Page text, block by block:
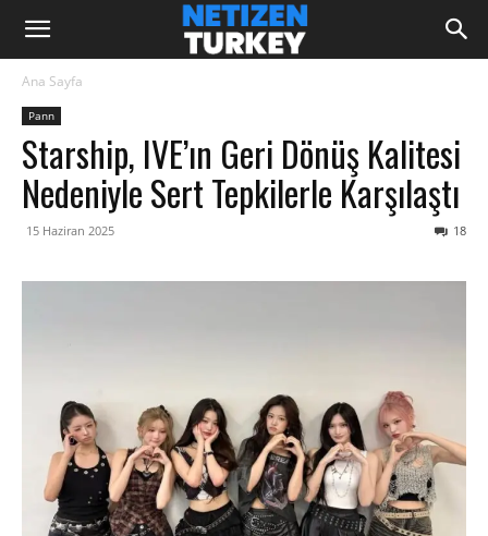
Ana Sayfa
Pann
Starship, IVE’ın Geri Dönüş Kalitesi
Nedeniyle Sert Tepkilerle Karşılaştı
15 Haziran 2025 18